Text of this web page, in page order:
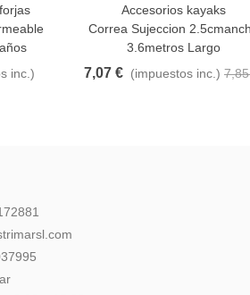
inc.)
Añadir Al Carrito
Accesorios kayaks
Correa Sujeccion
3.6metros Largo
7,07 € (impuestos inc.)